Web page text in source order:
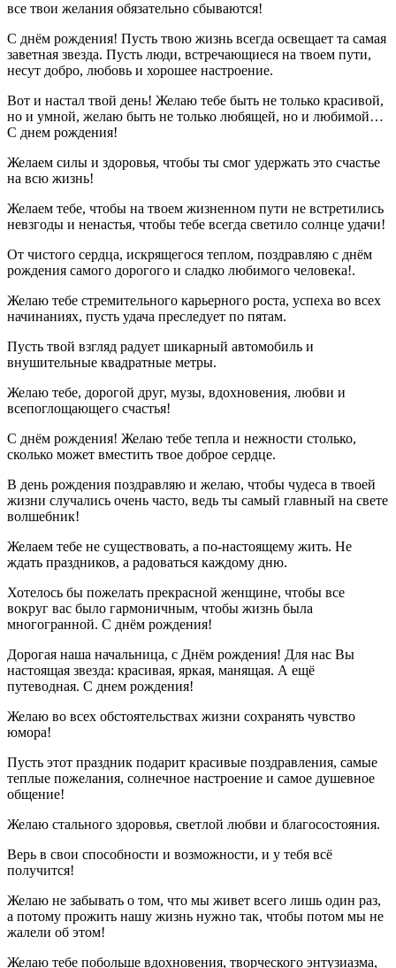
все твои желания обязательно сбываются!
С днём рождения! Пусть твою жизнь всегда освещает та самая
заветная звезда. Пусть люди, встречающиеся на твоем пути,
несут добро, любовь и хорошее настроение.
Вот и настал твой день! Желаю тебе быть не только красивой,
но и умной, желаю быть не только любящей, но и любимой…
С днем рождения!
Желаем силы и здоровья, чтобы ты смог удержать это счастье
на всю жизнь!
Желаем тебе, чтобы на твоем жизненном пути не встретились
невзгоды и ненастья, чтобы тебе всегда светило солнце удачи!
От чистого сердца, искрящегося теплом, поздравляю с днём
рождения самого дорогого и сладко любимого человека!.
Желаю тебе стремительного карьерного роста, успеха во всех
начинаниях, пусть удача преследует по пятам.
Пусть твой взгляд радует шикарный автомобиль и
внушительные квадратные метры.
Желаю тебе, дорогой друг, музы, вдохновения, любви и
всепоглощающего счастья!
С днём рождения! Желаю тебе тепла и нежности столько,
сколько может вместить твое доброе сердце.
В день рождения поздравляю и желаю, чтобы чудеса в твоей
жизни случались очень часто, ведь ты самый главный на свете
волшебник!
Желаем тебе не существовать, а по-настоящему жить. Не
ждать праздников, а радоваться каждому дню.
Хотелось бы пожелать прекрасной женщине, чтобы все
вокруг вас было гармоничным, чтобы жизнь была
многогранной. С днём рождения!
Дорогая наша начальница, с Днём рождения! Для нас Вы
настоящая звезда: красивая, яркая, манящая. А ещё
путеводная. С днем рождения!
Желаю во всех обстоятельствах жизни сохранять чувство
юмора!
Пусть этот праздник подарит красивые поздравления, самые
теплые пожелания, солнечное настроение и самое душевное
общение!
Желаю стального здоровья, светлой любви и благосостояния.
Верь в свои способности и возможности, и у тебя всё
получится!
Желаю не забывать о том, что мы живет всего лишь один раз,
а потому прожить нашу жизнь нужно так, чтобы потом мы не
жалели об этом!
Желаю тебе побольше вдохновения, творческого энтузиазма,